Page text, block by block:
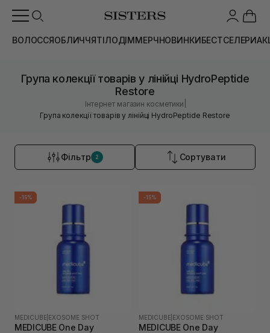
ВОЛОССЯОБЛИЧЧЯТІЛОДІММЕРЧНОВИНКИБЕСТСЕЛЕРИ
Група колекції товарів у лінійці HydroPeptide
Restore
Інтернет магазин косметики
Група колекції товарів у лінійці HydroPeptide Restore
Фільтр 2 Сортувати
-15%
MEDICUBE EXOSOME SHOT
MEDICUBE One Day
-15%
MEDICUBE EXOSOME SHOT
MEDICUBE One Day